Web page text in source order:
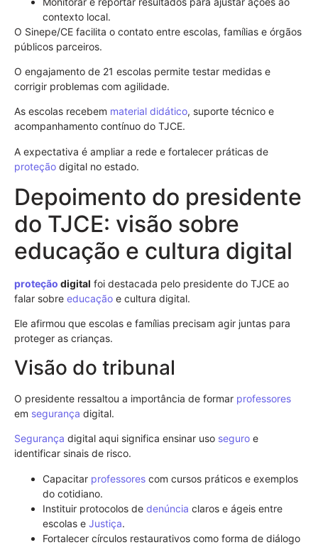
contexto local.
O Sinepe/CE facilita o contato entre escolas, famílias e órgãos
públicos parceiros.
O engajamento de 21 escolas permite testar medidas e
corrigir problemas com agilidade.
As escolas recebem material didático, suporte técnico e
acompanhamento contínuo do TJCE.
A expectativa é ampliar a rede e fortalecer práticas de
proteção digital no estado.
Depoimento do presidente
do TJCE: visão sobre
educação e cultura digital
proteção digital foi destacada pelo presidente do TJCE ao
falar sobre educação e cultura digital.
Ele afirmou que escolas e famílias precisam agir juntas para
proteger as crianças.
Visão do tribunal
O presidente ressaltou a importância de formar professores
em segurança digital.
Segurança digital aqui significa ensinar uso seguro e
identificar sinais de risco.
Capacitar professores com cursos práticos e exemplos
do cotidiano.
Instituir protocolos de denúncia claros e ágeis entre
escolas e Justiça.
Fortalecer círculos restaurativos como forma de diálogo